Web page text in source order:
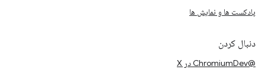
پادکست ها و نمایش ها
دنبال کردن
@ChromiumDev در X